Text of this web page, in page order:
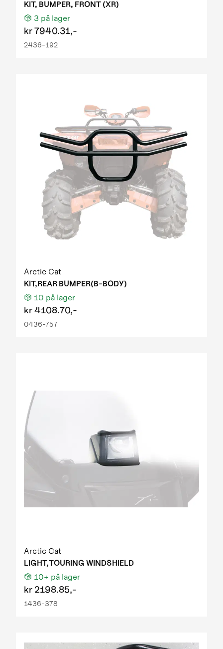
KIT, BUMPER, FRONT (XR)
3 på lager
kr7940.31,-
2436-192
Arctic Cat
KIT,REAR BUMPER(B-BODY)
10 på lager
kr4108.70,-
0436-757
Arctic Cat
LIGHT,TOURING WINDSHIELD
10+ på lager
kr 2198.85,-
1436-378